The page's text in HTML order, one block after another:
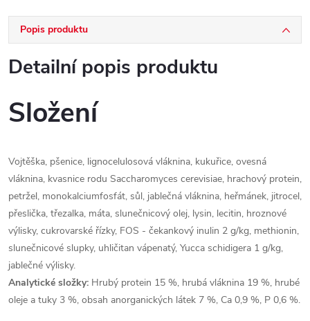
Popis produktu
Detailní popis produktu
Složení
Vojtěška, pšenice, lignocelulosová vláknina, kukuřice, ovesná
vláknina, kvasnice rodu Saccharomyces cerevisiae, hrachový protein,
petržel, monokalciumfosfát, sůl, jablečná vláknina, heřmánek, jitrocel,
přeslička, třezalka, máta, slunečnicový olej, lysin, lecitin, hroznové
výlisky, cukrovarské řízky, FOS - čekankový inulin 2 g/kg, methionin,
slunečnicové slupky, uhličitan vápenatý, Yucca schidigera 1 g/kg,
jablečné výlisky.
Analytické složky: Hrubý protein 15 %, hrubá vláknina 19 %, hrubé
oleje a tuky 3 %, obsah anorganických látek 7 %, Ca 0,9 %, P 0,6 %.